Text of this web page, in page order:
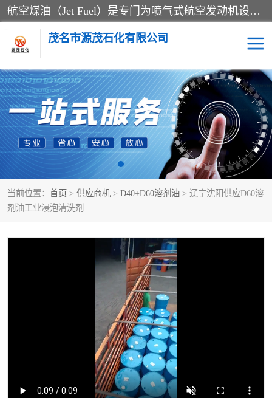
航空煤油（Jet Fuel）是专门为喷气式航空发动机设计的高纯度燃料，主要分为Jet A、Jet A-1和Jet B等类型。其特点是闪点高、低温流动性好，并添加了抗静电剂和抗氧化剂以确保飞行安全。航空煤油需
茂名市源茂石化有限公司
当前位置： 首页 > 供应商机 > D40+D60溶剂油 > 辽宁沈阳供应D60溶
剂油工业浸泡清洗剂
RP3航空煤油 D20+D30溶剂油
D40+D60溶剂油 D80+D100溶剂油
6号+120号溶剂油 260号溶剂油
异构烷烃 天然乳胶
46+68号化妆级白油